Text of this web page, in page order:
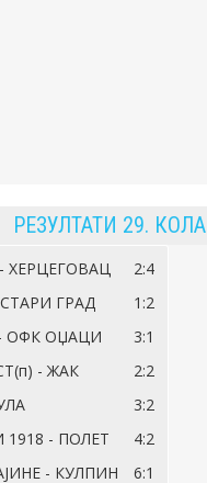
РЕЗУЛТАТИ 29. КОЛА
ХЕРЦЕГОВАЦ
2:4
ГРАД
1:2
ОФК ОЏАЦИ
3:1
- ЖАК
2:2
3:2
- ПОЛЕТ
4:2
- КУЛПИН
6:1